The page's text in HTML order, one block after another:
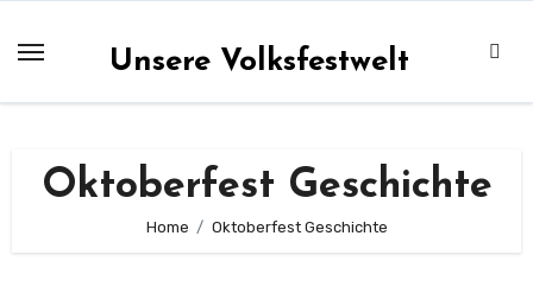
Inhalt
Unsere Volksfestwelt
Oktoberfest Geschichte
Home Oktoberfest Geschichte